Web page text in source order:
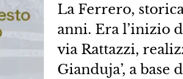
La Ferrero,
anni. Era l’inizio
via Rattazzi,
Gianduja’, a